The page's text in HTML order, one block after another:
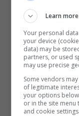
Hashim Thaçi
Learn more
Your personal
your device
data) may be
partners, or used
may use precise
Some vendors
of legitimate
your options
or in the site
and cookie settings.